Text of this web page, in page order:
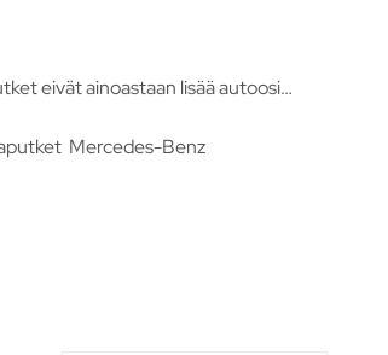
eivät ainoastaan lisää autoosi
Mercedes-Benz